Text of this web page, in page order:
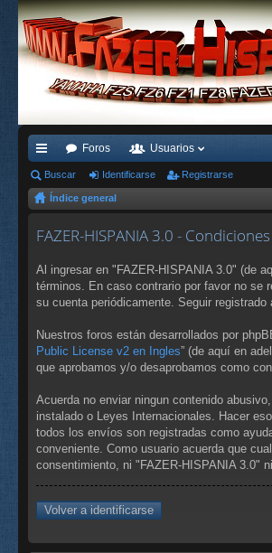
nl
ac
es
pi
s
Foros Usuarios
Buscar Identificarse Registrarse
Índice general
FAZER-HISPANIA 3.0 -
Al ingresar en "FAZER-HISPANIA 3.0" (de
términos. En caso contrario por favor no se
su cuenta periódicamente. Seguir
Nuestros foros están desarrollados por
Public License v2 en Ingles” (de aquí en
que aprobamos y/o desaprobamos como
Acuerda no enviar ningun contenido
instalado o Leyes Internacionales. Hacer
todos los envíos son registradas como
conveniente. Como usuario acuerda que
consentimiento, ni "FAZER-HISPANIA 3.0"
Volver a identificarse